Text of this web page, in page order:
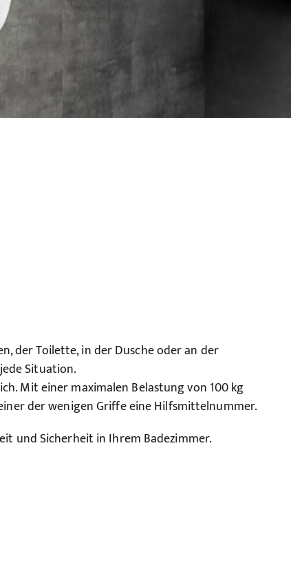
der Toilette, in der Dusche oder an der
Situation.
Mit einer maximalen Belastung von 100 kg
der wenigen Griffe eine Hilfsmittelnummer.
und Sicherheit in Ihrem Badezimmer.